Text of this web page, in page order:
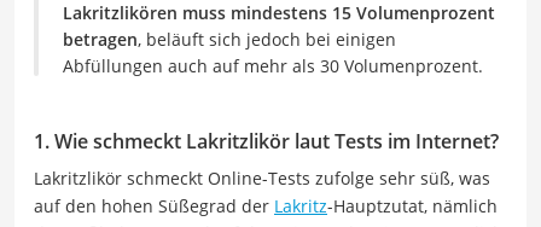
Lakritzlikören muss mindestens 15 Volumenprozent
betragen, beläuft sich jedoch bei einigen
Abfüllungen auch auf mehr als 30 Volumenprozent.
1. Wie schmeckt Lakritzlikör laut Tests im Internet?
Lakritzlikör schmeckt Online-Tests zufolge sehr süß, was
auf den hohen Süßegrad der Lakritz-Hauptzutat, nämlich